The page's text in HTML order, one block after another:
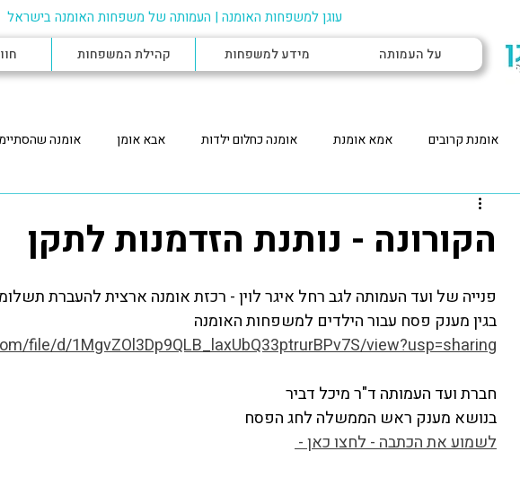
עוגן למשפחות האומנה | העמותה של משפחות האומנה בישראל
על העמותה מידע למשפחות קהילת המשפחות
אומנה אבא אומן אומנה כחלום ילדות אמא אומנת אומנת קרובים
חוק האומנה
מפגשים - אומנה לילד עם צרכים מיוחדים אומנה לילד חסר מעמד עוגן בתקשורת
אומנת אחים ומשפחות מורחבות
הקורונה - נותנת הזדמנות לתקן
פנייה של ועד העמותה לגב רחל איגר לוין - רכזת אומנה ארצית להעברת
בגין מענק פסח עבור הילדים למשפחות האומנה
file/d/1MgvZOl3Dp9QLB_laxUbQ33ptrurBPv7S/view?usp=sharing
חברת ועד העמותה ד"ר מיכל דביר
בנושא מענק ראש הממשלה לחג הפסח
לשמוע את הכתבה - לחצו כאן -